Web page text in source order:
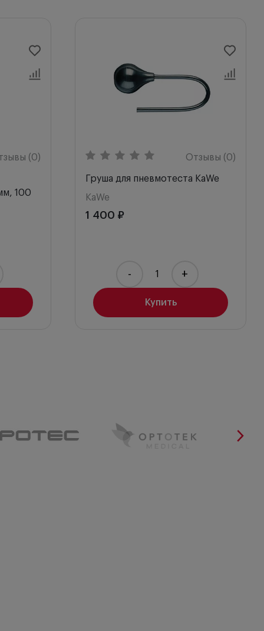
(0)
100
Отзывы (0)
Груша для пневмотеста KaWe
KaWe
1 400 ₽
Купить
- +